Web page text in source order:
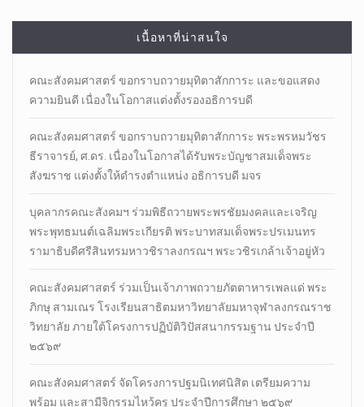
เนื้อหาที่น่าสนใจ
คณะสังคมศาสตร์ ขอกราบถวายมุทิตาสักการะ และขอแสดง
ความยินดี เนื่องในโอกาสแต่งตั้งรองอธิการบดี
คณะสังคมศาสตร์ ขอกราบถวายมุทิตาสักการะ พระพรหมวัชร
ธีราจารย์, ศ.ดร. เนื่องในโอกาสได้รับพระบัญชาสมเด็จพระ
สังฆราช แต่งตั้งให้ดำรงตำแหน่ง อธิการบดี มจร
บุคลากรคณะสังคมฯ ร่วมพิธีถวายพระพรชัยมงคลและเจริญ
พระพุทธมนต์เฉลิมพระเกียรติ พระบาทสมเด็จพระปรเมนทร
รามาธิบดีศรีสินทรมหาวชิราลงกรณฯ พระวชิรเกล้าเจ้าอยู่หัว
คณะสังคมศาสตร์ ร่วมเป็นเจ้าภาพถวายภัตตาหารเพลแด่ พระ
ภิกษุ สามเณร โรงเรียนสาธิตมหาวิทยาลัยมหาจุฬาลงกรณราช
วิทยาลัย ภายใต้โครงการปฏิบัติวิปัสสนากรรมฐาน ประจำปี
๒๕๖๙
คณะสังคมศาสตร์ จัดโครงการปฐมนิเทศนิสิต เตรียมความ
พร้อม และสามีจิกรรมไหว้ครู ประจำปีการศึกษา ๒๕๖๙